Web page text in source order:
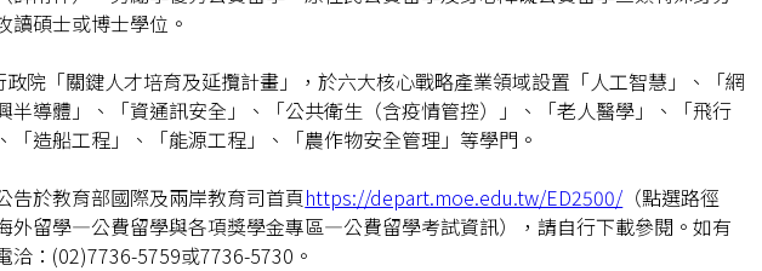
讀碩士或博士學位。
院「關鍵人才培育及延攬計畫」，於六大核心戰略產業領域設置「人工智慧」、「網
半導體」、「資通訊安全」、「公共衛生（含疫情管控）」、「老人醫學」、「飛行
「造船工程」、「能源工程」、「農作物安全管理」等學門。
告於教育部國際及兩岸教育司首頁https://depart.moe.edu.tw/ED2500/ （點選路徑
外留學―公費留學與各項獎學金專區―公費留學考試資訊），請自行下載參閱。如有
洽：(02)7736-5759或7736-5730。